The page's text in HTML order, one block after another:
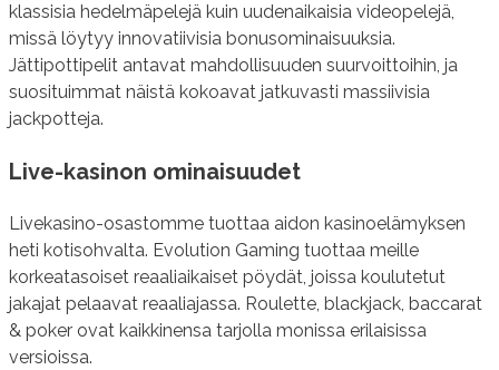
klassisia hedelmäpelejä kuin uudenaikaisia videopelejä,
missä löytyy innovatiivisia bonusominaisuuksia.
Jättipottipelit antavat mahdollisuuden suurvoittoihin, ja
suosituimmat näistä kokoavat jatkuvasti massiivisia
jackpotteja.
Live-kasinon ominaisuudet
Livekasino-osastomme tuottaa aidon kasinoelämyksen
heti kotisohvalta. Evolution Gaming tuottaa meille
korkeatasoiset reaaliaikaiset pöydät, joissa koulutetut
jakajat pelaavat reaaliajassa. Roulette, blackjack, baccarat
& poker ovat kaikkinensa tarjolla monissa erilaisissa
versioissa.